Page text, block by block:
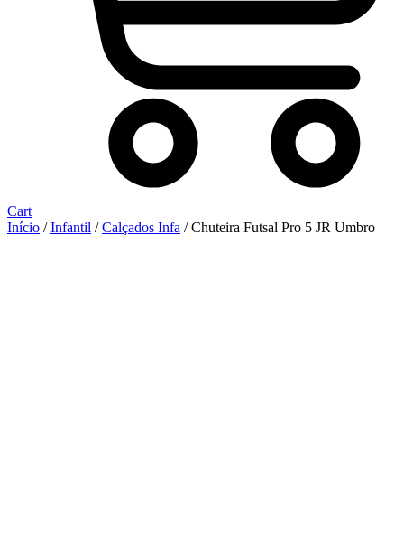
Cart
Início /Infantil /Calçados Infa / Chuteira Futsal Pro 5 JR Umbro